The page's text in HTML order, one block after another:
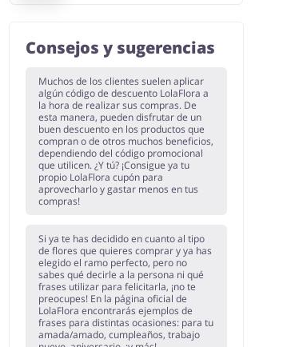
Consejos y sugerencias
Muchos de los clientes suelen aplicar
algún código de descuento LolaFlora a
la hora de realizar sus compras. De
esta manera, pueden disfrutar de un
buen descuento en los productos que
compran o de otros muchos beneficios,
dependiendo del código promocional
que utilicen. ¿Y tú? ¡Consigue ya tu
propio LolaFlora cupón para
aprovecharlo y gastar menos en tus
compras!
Si ya te has decidido en cuanto al tipo
de flores que quieres comprar y ya has
elegido el ramo perfecto, pero no
sabes qué decirle a la persona ni qué
frases utilizar para felicitarla, ¡no te
preocupes! En la página oficial de
LolaFlora encontrarás ejemplos de
frases para distintas ocasiones: para tu
amada/amado, cumpleaños, trabajo